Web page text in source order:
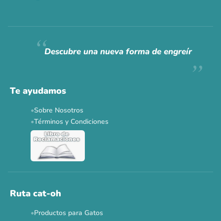
Siempre fuimosraros.
Ver todas las promos 🐾
Descubre una nueva forma de engreír
Te ayudamos
Sobre Nosotros
Términos y Condiciones
Ruta cat-oh
Productos para Gatos